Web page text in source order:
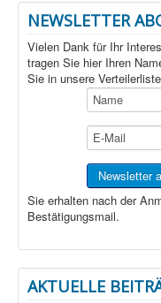
NEWSLETTER
Vielen Dank für Ihr
tragen Sie hier Ihren
Sie in unsere
Sie erhalten nach der
Bestätigungsmail.
AKTUELLE